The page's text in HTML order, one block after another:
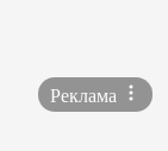
Реклама